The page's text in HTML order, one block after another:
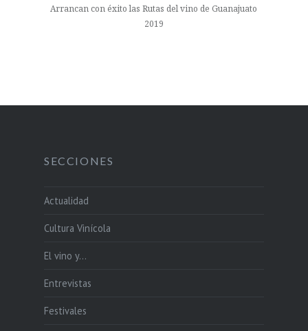
Arrancan con éxito las Rutas del vino de Guanajuato
2019
SECCIONES
Actualidad
Cultura Vinícola
El vino y…
Entrevistas
Festivales